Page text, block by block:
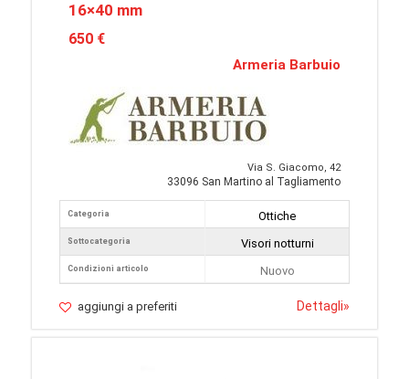
16×40 mm
650 €
Armeria Barbuio
Via S. Giacomo, 42
33096 San Martino al Tagliamento
Categoria
Sottocategoria
Condizioni articolo
Ottiche
Visori notturni
Nuovo
aggiungi a preferiti Dettagli»